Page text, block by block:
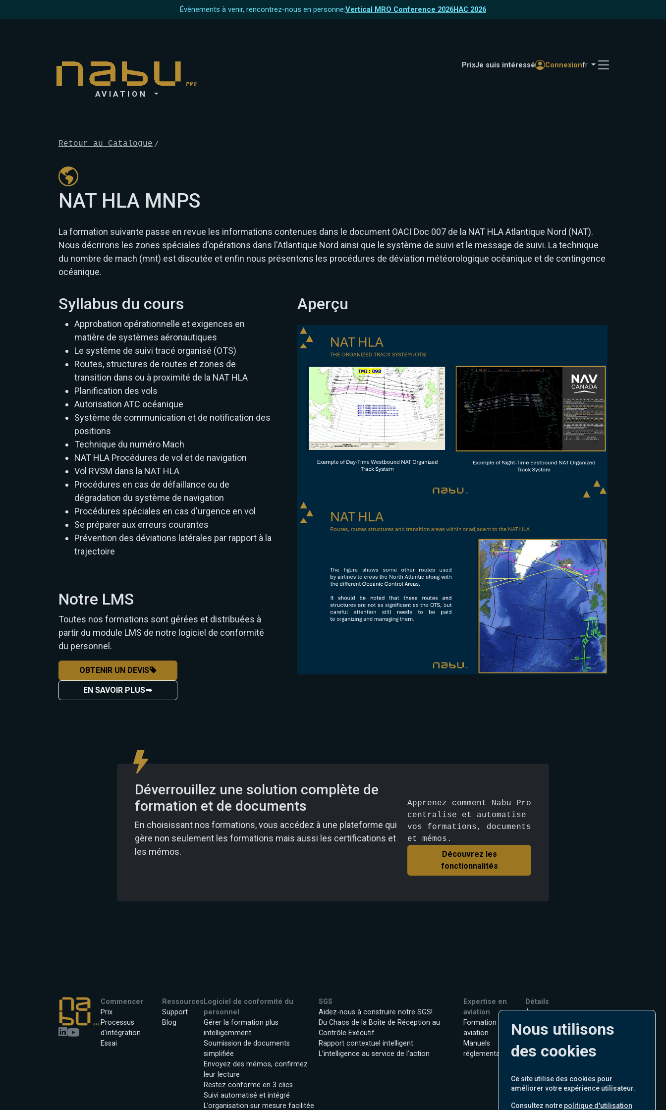
Évènements à venir, rencontrez-nous en personne:Vertical MRO Conference 2026HAC 2026
AVIATION
PrixJe suis intéressé Connexionfr
Retour au Catalogue
NAT HLA MNPS
La formation suivante passe en revue les informations contenues dans le document OACI Doc 007 de la NAT HLA Atlantique Nord (NAT).
Nous décrirons les zones spéciales d'opérations dans l'Atlantique Nord ainsi que le système de suivi et le message de suivi. La technique
du nombre de mach (mnt) est discutée et enfin nous présentons les procédures de déviation météorologique océanique et de contingence
océanique.
Syllabus du cours
Approbation opérationnelle et exigences en
matière de systèmes aéronautiques
Le système de suivi tracé organisé (OTS)
Routes, structures de routes et zones de
transition dans ou à proximité de la NAT HLA
Planification des vols
Autorisation ATC océanique
Système de communication et de notification des
positions
Technique du numéro Mach
NAT HLA Procédures de vol et de navigation
Vol RVSM dans la NAT HLA
Procédures en cas de défaillance ou de
dégradation du système de navigation
Procédures spéciales en cas d'urgence en vol
Se préparer aux erreurs courantes
Prévention des déviations latérales par rapport à la
trajectoire
Notre LMS
Toutes nos formations sont gérées et distribuées à
partir du module LMS de notre logiciel de conformité
du personnel.
OBTENIR UN DEVIS
EN SAVOIR PLUS
Aperçu
Déverrouillez une solution complète de
formation et de documents
En choisissant nos formations, vous accédez à une plateforme qui
gère non seulement les formations mais aussi les certifications et
les mémos.
Apprenez comment Nabu Pro
centralise et automatise
vos formations, documents
et mémos.
Découvrez les
fonctionnalités
Commencer
Prix
Processus
d'intégration
Essai
Ressources
Support
Blog
Logiciel de conformité du
personnel
Gérer la formation plus
intelligemment
Soumission de documents
simplifiée
Envoyez des mémos, confirmez
leur lecture
Restez conforme en 3 clics
Suivi automatisé et intégré
L’organisation sur mesure facilitée
SGS
Aidez-nous à construire notre SGS!
Du Chaos de la Boîte de Réception au
Contrôle Exécutif
Rapport contextuel intelligent
L’intelligence au service de l’action
Expertise en
aviation
Formation en
aviation
Manuels
réglementaires
Détails
À propos
Nous contacter
Emplois
Confidentialité
Politique en matière de
cookies
Nous utilisons
des cookies
Ce site utilise des cookies pour
améliorer votre expérience utilisateur.
Consultez notre politique d'utilisation